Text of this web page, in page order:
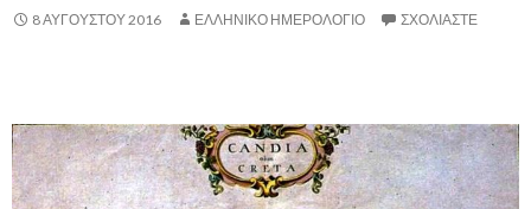
8 ΑΥΓΟΎΣΤΟΥ 2016 ΕΛΛΗΝΙΚΟ ΗΜΕΡΟΛΟΓΙΟ ΣΧΟΛΙΆΣΤΕ